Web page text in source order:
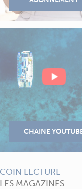
COIN LECTURE
LES MAGAZINES